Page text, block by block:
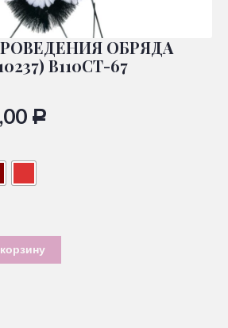
ОБРЯДА
В110СТ-67
Р